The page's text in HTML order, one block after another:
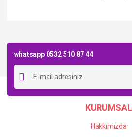
whatsapp 0532 510 87 44
KURUMSAL
Hakkımızda